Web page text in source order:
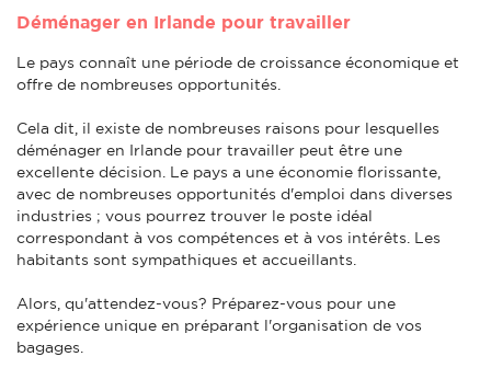
Déménager en Irlande pour travailler
Le pays connaît une période de croissance économique et
offre de nombreuses opportunités.
Cela dit, il existe de nombreuses raisons pour lesquelles
déménager en Irlande pour travailler peut être une
excellente décision. Le pays a une économie florissante,
avec de nombreuses opportunités d'emploi dans diverses
industries ; vous pourrez trouver le poste idéal
correspondant à vos compétences et à vos intérêts. Les
habitants sont sympathiques et accueillants.
Alors, qu'attendez-vous? Préparez-vous pour une
expérience unique en préparant l'organisation de vos
bagages.